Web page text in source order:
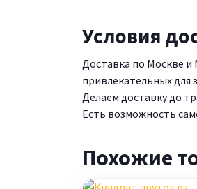
Условия
Доставка по Москве
привлекательных для
Делаем доставку до
Есть возможность
Похожие